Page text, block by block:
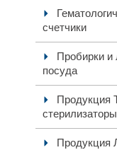
счетчики
Пробирки и
посуда
стерилизаторы